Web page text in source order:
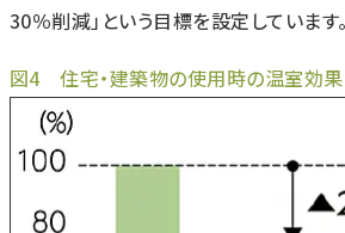
30％削減」という目標を設定しています。
図4 住宅・建築物の使用時の温室効果